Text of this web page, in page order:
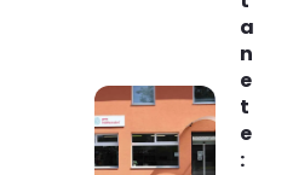
a
n
e
t
e
: